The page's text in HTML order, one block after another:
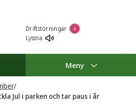
Driftstörningar 4
Lyssna
Meny
/
Jul i parken och tar paus i år